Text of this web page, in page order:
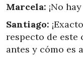
Marcela: ¡No
Santiago:
respecto de este
antes y cómo es